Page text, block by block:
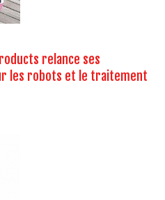
relance ses
les robots et le traitement